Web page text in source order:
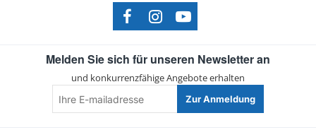
Melden Sie sich für unseren Newsletter an
und konkurrenzfähige Angebote erhalten
E-
mailadresse
Zur Anmeldung